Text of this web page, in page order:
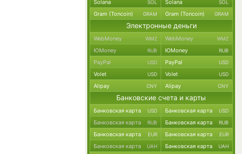
Solana SOL Solana SOL
Gram (Toncoin) GRAM Gram (Toncoin) GRAM
Электронные деньги
WebMoney WMZ WebMoney WMZ
ЮMoney RUB ЮMoney RUB
PayPal USD PayPal USD
Volet USD Volet USD
Alipay CNY Alipay CNY
Банковские счета и карты
Банковская карта USD Банковская карта USD
Банковская карта RUB Банковская карта RUB
Банковская карта EUR Банковская карта EUR
Банковская карта UAH Банковская карта UAH